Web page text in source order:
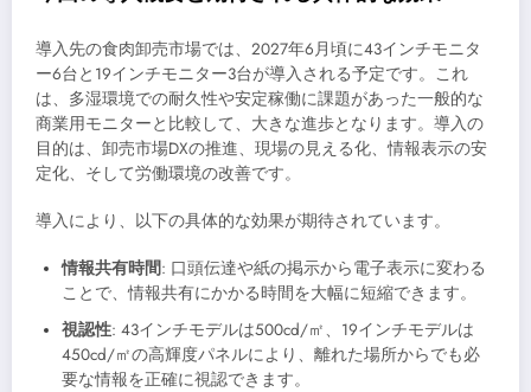
導入先の食肉卸売市場では、2027年6月頃に43インチモニタ
ー6台と19インチモニター3台が導入される予定です。これ
は、多湿環境での耐久性や安定稼働に課題があった一般的な
商業用モニターと比較して、大きな進歩となります。導入の
目的は、卸売市場DXの推進、現場の見える化、情報表示の安
定化、そして労働環境の改善です。
導入により、以下の具体的な効果が期待されています。
情報共有時間: 口頭伝達や紙の掲示から電子表示に変わる
ことで、情報共有にかかる時間を大幅に短縮できます。
視認性: 43インチモデルは500cd/㎡、19インチモデルは
450cd/㎡の高輝度パネルにより、離れた場所からでも必
要な情報を正確に視認できます。